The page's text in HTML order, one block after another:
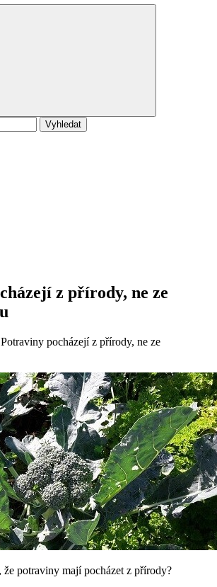
Vyhledat
z přírody, ne ze
Potraviny pocházejí z přírody, ne ze
že potraviny mají pocházet z přírody?